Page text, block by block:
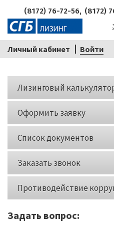
(8172) 76-72-56, (8172)
Личный кабинет Войти
Кнопки
слева
Лизинговый
Оформить заявку
Список документов
Заказать звонок
Противодействие
Задать вопрос: